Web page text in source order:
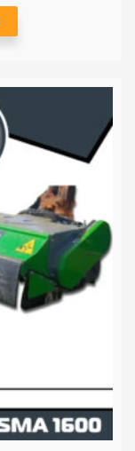
Ce
produit
options
choisies
sur
la
page
du
produit